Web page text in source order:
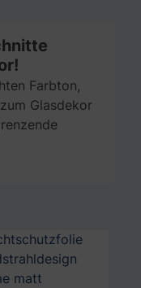
Farbton,
zum Glasdekor